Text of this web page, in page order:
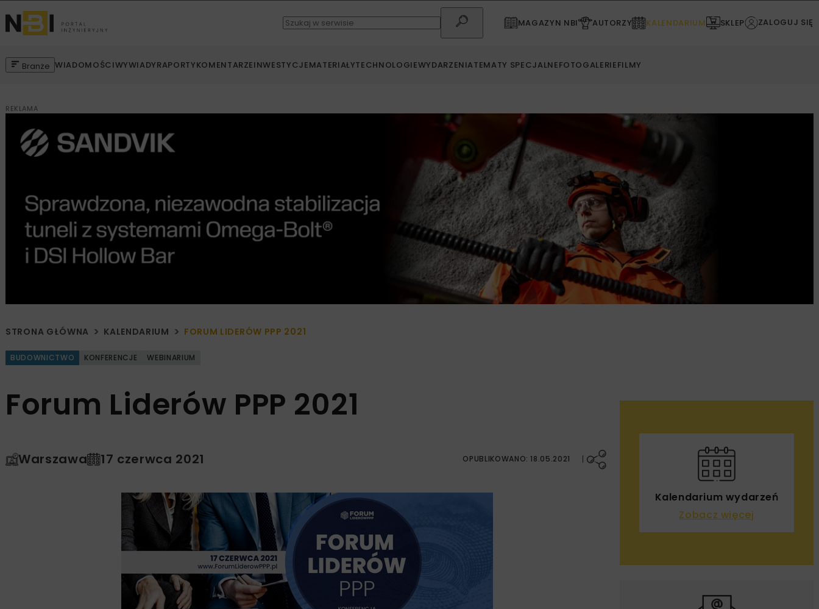
MAGAZYN NBI AUTORZY KALENDARIUM SKLEP ZALOGUJ SIĘ
Branże WIADOMOŚCIWYWIADYRAPORTYKOMENTARZEINWESTYCJEMATERIAŁYTECHNOLOGIEWYDARZENIATEMATY SPECJALNEFOTOGALERIEFILMY
REKLAMA
STRONA GŁÓWNA KALENDARIUM FORUM LIDERÓW PPP 2021
BUDOWNICTWO KONFERENCJE WEBINARIUM
Forum Liderów PPP 2021
Warszawa 17 czerwca 2021 OPUBLIKOWANO: 18.05.2021
Kalendarium wydarzeń
Zobacz więcej